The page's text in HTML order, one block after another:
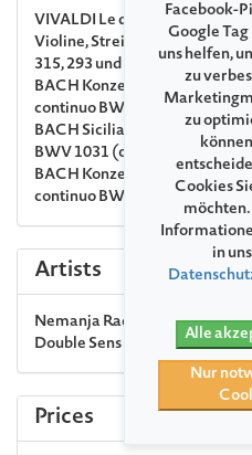
VIVALDI Le quattro stagioni
Violine, Streicher und Basso
315, 293 und 297
BACH Konzert a-Moll für
continuo BWV 1041
BACHSiciliano aus Sonate
BWV 1031 (orig. für Flöte und
BACH Konzert d-Moll für
continuo BWV 1052R
Artists
Nemanja Radulović
violin,
Double Sens chamber
Prices
Facebook-
Google
uns helfen,
zu
zu
Cookies
in
Alle
Nur